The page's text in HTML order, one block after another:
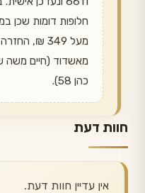
חלופות דומות שכן
כהן 58).
חוות דעת
אין עדיין חוות דעת.